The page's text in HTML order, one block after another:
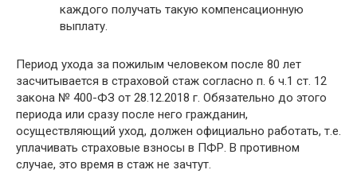
каждого получать такую компенсационную
выплату.
Период ухода за пожилым человеком после 80 лет
засчитывается в страховой стаж согласно п. 6 ч.1 ст. 12
закона № 400-ФЗ от 28.12.2018 г. Обязательно до этого
периода или сразу после него гражданин,
осуществляющий уход, должен официально работать, т.е.
уплачивать страховые взносы в ПФР. В противном
случае, это время в стаж не зачтут.